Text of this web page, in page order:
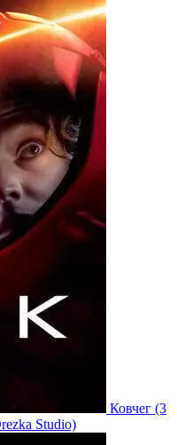
Ковчег (3
Studio)